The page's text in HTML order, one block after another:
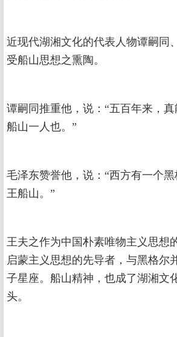
近现代湖湘文化的代表人物谭嗣同
受船山思想之熏陶。
谭嗣同推重他，说：“五百年来，真
船山一人也。”
毛泽东赞誉他，说：“西方有一个
王船山。”
王夫之作为中国朴素唯物主义思想
启蒙主义思想的先导者，与黑格尔
子星座。船山精神，也成了湖湘文
头。